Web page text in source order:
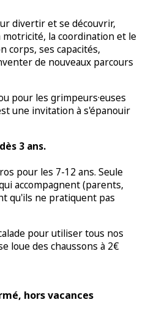
divertir et se découvrir,
la coordination et le
corps, ses capacités,
de nouveaux parcours
pour les grimpeurs·euses
une invitation à s'épanouir
3 ans.
pour les 7-12 ans. Seule
accompagnent (parents,
qu'ils ne pratiquent pas
pour utiliser tous nos
loue des chaussons à 2€
hors vacances